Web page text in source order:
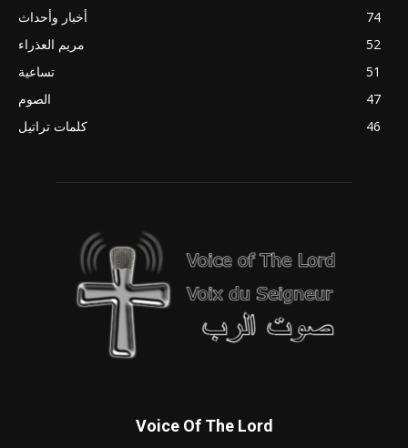
أخبار وأحداث
74
مريم العذراء
52
تساعية
51
الصوم
47
كلمات تراتيل
46
Voice Of The Lord